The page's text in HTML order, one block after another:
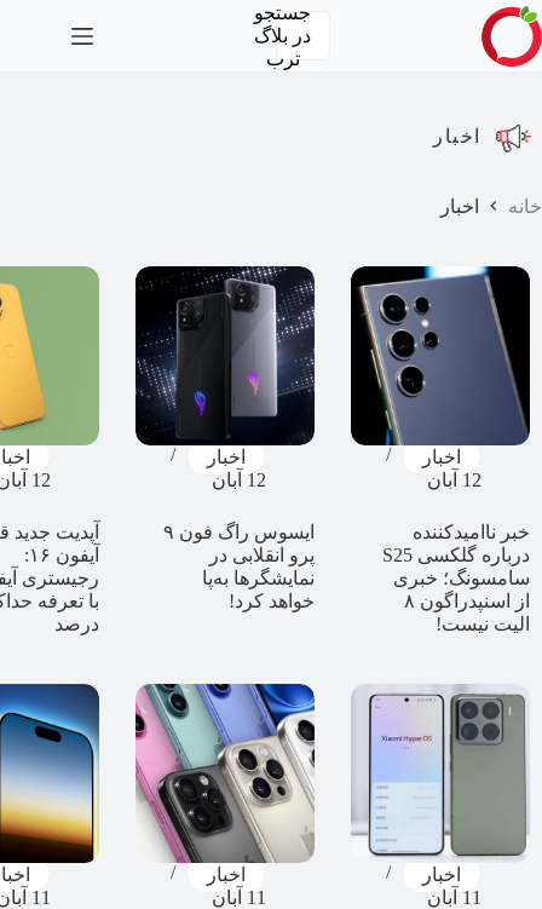
پرش
به
محتوا
جستجو
در بلاگ
ترب
اخبار
خانه اخبار
اخبار
12 آبان
خبر ناامیدکننده
درباره گلکسی S25
سامسونگ؛ خبری
از اسنپدراگون ۸
الیت نیست!
اخبار
12 آبان
ایسوس راگ فون ۹
پرو انقلابی در
نمایشگرها به‌پا
خواهد کرد!
12 آبان
آپدیت جدید
آیفون ۱۶:
درصد
اخبار
11 آبان
اخبار
11 آبان
11 آبان